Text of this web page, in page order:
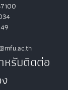
หรับติดต่อ